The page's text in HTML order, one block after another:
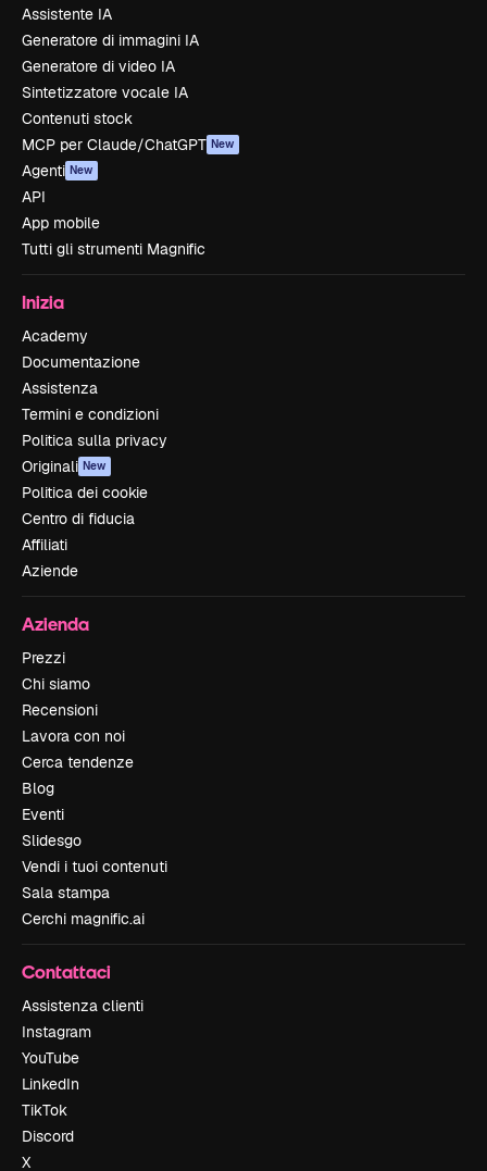
Assistente IA
Generatore di immagini IA
Generatore di video IA
Sintetizzatore vocale IA
Contenuti stock
MCP per Claude/ChatGPT New
Agenti New
API
App mobile
Tutti gli strumenti Magnific
Inizia
Academy
Documentazione
Assistenza
Termini e condizioni
Politica sulla privacy
Originali New
Politica dei cookie
Centro di fiducia
Affiliati
Aziende
Azienda
Prezzi
Chi siamo
Recensioni
Lavora con noi
Cerca tendenze
Blog
Eventi
Slidesgo
Vendi i tuoi contenuti
Sala stampa
Cerchi magnific.ai
Contattaci
Assistenza clienti
Instagram
YouTube
LinkedIn
TikTok
Discord
X